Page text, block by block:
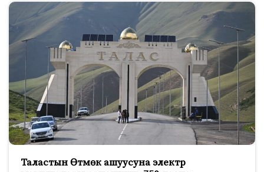
Таластын Өтмөк ашуусуна электр